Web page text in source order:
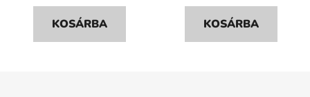
KOSÁRBA KOSÁRBA